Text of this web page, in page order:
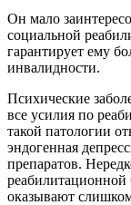
Он мало
социальной
гарантирует ему
инвалидности.
Психические
все усилия по
такой патологии
эндогенная
препаратов.
оказывают